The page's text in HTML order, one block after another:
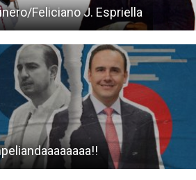
Feliciano J. Espriella